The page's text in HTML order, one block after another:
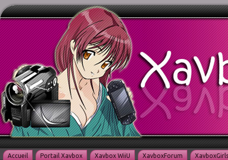
Accueil Portail Xavbox Xavbox WiiU XavboxForum XavboxGirls